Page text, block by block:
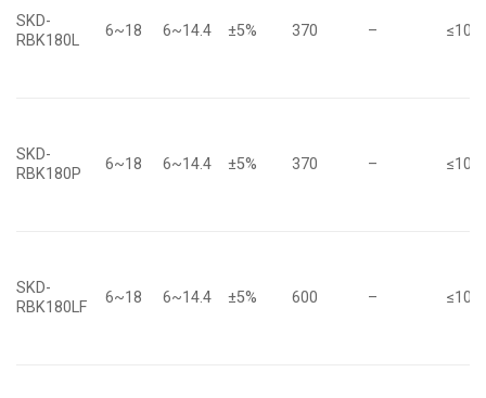
SKD-
RBK180L
6~18 6~14.4 ±5% 370 – ≤10
SKD-
RBK180P
6~18 6~14.4 ±5% 370 – ≤10
SKD-
RBK180LF
6~18 6~14.4 ±5% 600 – ≤10